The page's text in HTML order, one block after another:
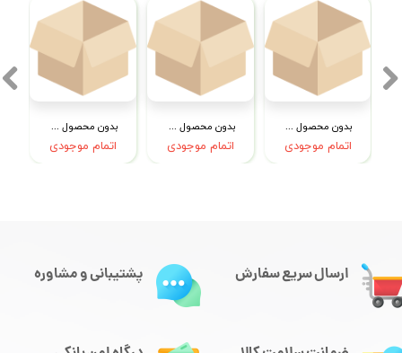
بدون محصول جهت نمایش
اتمام موجودی
بدون محصول جهت نمایش
اتمام موجودی
بدون محصول جهت نمایش
اتمام موجودی
ارسال سریع سفارش پشتیبانی و مشاوره